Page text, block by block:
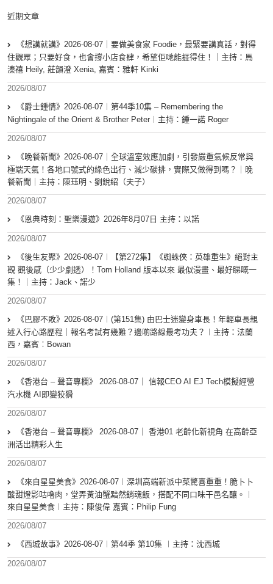
近期文章
《想講就講》2026-08-07｜要做美食家 Foodie，最緊要講真話，對得
住觀眾；只要好食，也會撐小店食肆，希望佢哋能捱得住！｜主持：馬
溱禧 Heily, 莊韻澄 Xenia, 嘉賓：雅軒 Kinki
2026/08/07
《爵士鍾情》2026-08-07︱第44季10集 – Remembering the
Nightingale of the Orient & Brother Peter︱主持：鍾一諾 Roger
2026/08/07
《晚餐新聞》2026-08-07｜全球溫室效應加劇，引發嚴重氣候反常與
極端天氣！各地口號式的綠色出行、減少碳排，實際又做得到嗎？｜晚
餐新聞｜主持：陳珏明、劉銳紹（夫子）
2026/08/07
《恩典時刻：聖樂漫遊》2026年8月07日 主持：以諾
2026/08/07
《後生友聚》2026-08-07︱【第272集】《蜘蛛俠：英雄重生》絕對主
觀 觀後感（少少劇透）！Tom Holland 版本以來 最似漫畫、最好睇嘅一
集！｜主持：Jack、諾少
2026/08/07
《巴膠不敗》2026-08-07︱(第151集) 由巴士迷變身車長！年輕車長親
述入行心路歷程｜報名考試有幾難？邊啲路線最考功夫？︱主持：法蘭
西，嘉賓︰Bowan
2026/08/07
《香港台 – 聲音專欄》 2026-08-07｜ 信報CEO AI EJ Tech模擬經營
汽水機 AI即變狡猾
2026/08/07
《香港台 – 聲音專欄》 2026-08-07｜ 香港01 老齡化新視角 在高齡亞
洲活出精彩人生
2026/08/07
《來自星星美食》2026-08-07︱深圳高端新派中菜驚喜重重！脆卜卜
酸甜燈影咕嚕肉，堂弄黃油蟹黯然銷魂飯，搭配不同口味干邑名釀。︱
來自星星美食︱主持：陳俊偉 嘉賓：Philip Fung
2026/08/07
《西城故事》2026-08-07︱第44季 第10集 ︱主持：沈西城
2026/08/07